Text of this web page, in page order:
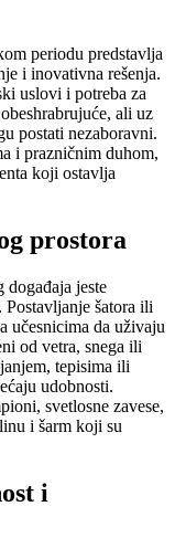
periodu predstavlja
i inovativna rešenja.
uslovi i potreba za
ali uz
postati nezaboravni.
i prazničnim duhom,
koji ostavlja
prostora
jeste
šatora ili
učesnicima da uživaju
od vetra, snega ili
tepisima ili
udobnosti.
svetlosne zavese,
i šarm koji su
i